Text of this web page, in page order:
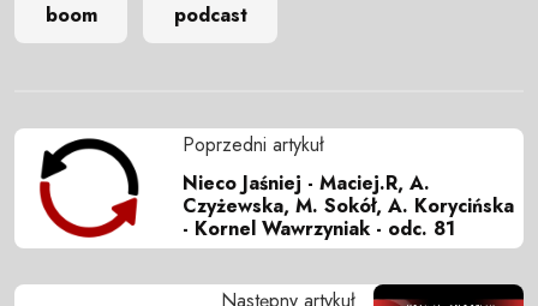
boom podcast
Poprzedni artykuł
Nieco Jaśniej - Maciej.R, A.
Czyżewska, M. Sokół, A. Korycińska
- Kornel Wawrzyniak - odc. 81